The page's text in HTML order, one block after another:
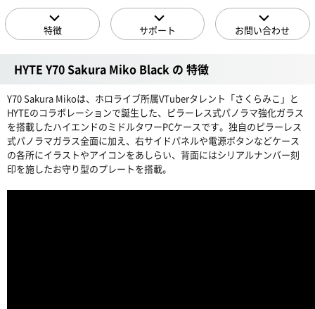
特徴 サポート お問い合わせ
HYTE Y70 Sakura Miko Black の 特徴
Y70 Sakura Mikoは、ホロライブ所属VTuberタレント「さくらみこ」と
HYTEのコラボレーションで誕生した、ピラーレス式パノラマ強化ガラス
を搭載したハイエンドのミドルタワーPCケースです。独自のピラーレス
式パノラマガラス全面に加え、右サイドパネルや電源ボタンなどケース
の各所にイラストやアイコンをあしらい、背面にはシリアルナンバー刻
印を施したお守り型のプレートを搭載。